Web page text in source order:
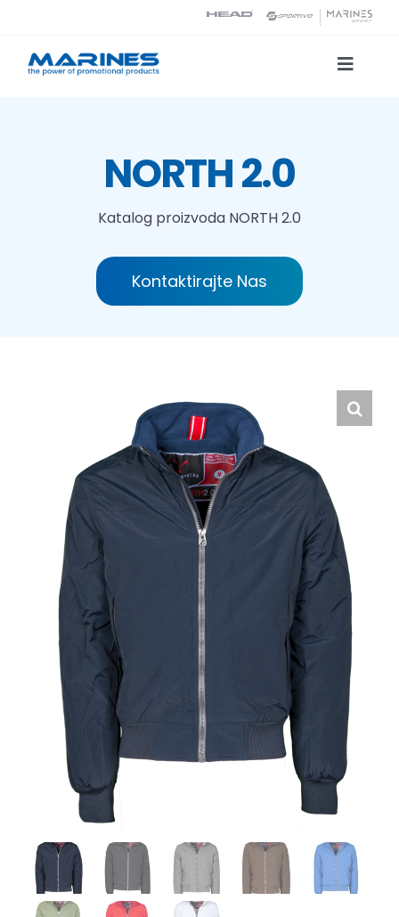
content
Toggle
Tehnologije tiskaNORTH 2.0
Katalog proizvoda NORTH 2.0
Kontaktirajte Nas